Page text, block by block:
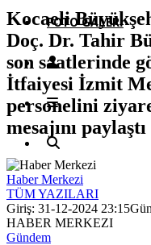
FOTO GALERI
Kocaeli
Doç. Dr. Tahir
son saatlerinde
İtfaiyesi İzmit
personelini
mesajını paylaştı
Haber Merkezi
TÜM YAZILARI
Giriş: 31-12-2024 23:15
HABER MERKEZI
Gündem